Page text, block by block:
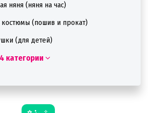
няня (няня на час)
(пошив и прокат)
(для детей)
4 категории